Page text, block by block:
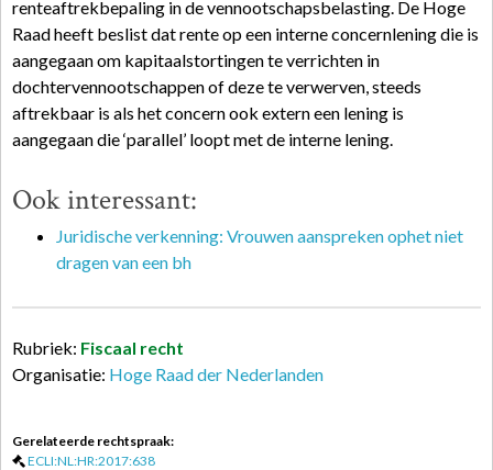
renteaftrekbepaling in de vennootschapsbelasting. De Hoge
Raad heeft beslist dat rente op een interne concernlening die is
aangegaan om kapitaalstortingen te verrichten in
dochtervennootschappen of deze te verwerven, steeds
aftrekbaar is als het concern ook extern een lening is
aangegaan die ‘parallel’ loopt met de interne lening.
Ook interessant:
Juridische verkenning: Vrouwen aanspreken ophet niet
dragen van een bh
Rubriek: Fiscaal recht
Organisatie: Hoge Raad der Nederlanden
Gerelateerde rechtspraak:
ECLI:NL:HR:2017:638